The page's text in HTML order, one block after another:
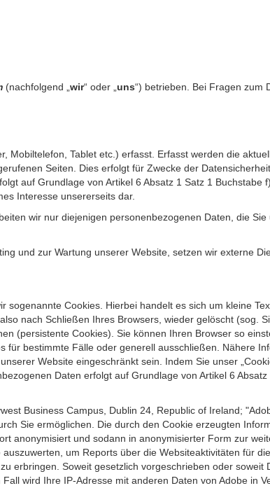
(nachfolgend „ wir“ oder „ uns“) betrieben. Bei Fragen zum
Tablet etc.) erfasst. Erfasst werden die
Seiten. Dies erfolgt für Zwecke der
auf Grundlage von Artikel 6 Absatz 1 Satz 1 Buchstabe
Interesse unsererseits dar.
wir nur diejenigen personenbezogenen Daten, die
und zur Wartung unserer Website, setzen wir externe
Cookies. Hierbei handelt es sich um kleine
nach Schließen Ihres Browsers, wieder gelöscht (sog.
(persistente Cookies). Sie können Ihren Browser so
bestimmte Fälle oder generell ausschließen. Nähere
Website eingeschränkt sein. Indem Sie unser
Daten erfolgt auf Grundlage von Artikel 6
Business Campus, Dublin 24, Republic of Ireland;
Sie ermöglichen. Die durch den Cookie erzeugten
anonymisiert und sodann in anonymisierter Form zur
um Reports über die Websiteaktivitäten für
erbringen. Soweit gesetzlich vorgeschrieben oder soweit
wird Ihre IP-Adresse mit anderen Daten von Adobe in